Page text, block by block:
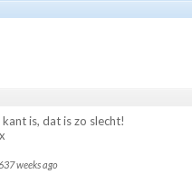
is, dat is zo slecht!
weeks ago